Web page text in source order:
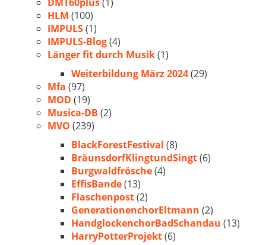
HLM (100)
IMPULS(1)
IMPULS-Blog(4)
Länger fit durch Musik(1)
Weiterbildung März 2024(29)
Mfa (97)
MOD (19)
Musica-DB (2)
MVO (239)
BlackForestFestival (8)
BräunsdorfKlingtundSingt(6)
Burgwaldfrösche(4)
EffisBande(13)
Flaschenpost(2)
GenerationenchorEltmann (2)
HandglockenchorBadSchandau (13)
HarryPotterProjekt(6)